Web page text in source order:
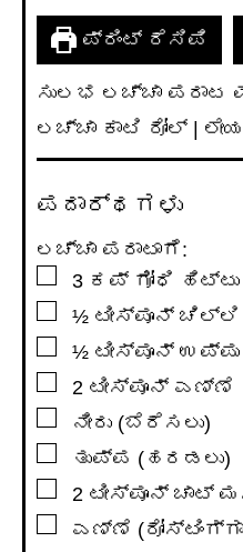
ಪ್ರಿಂಟ್ ರೆಸಿಪಿ
ಸುಲಭ ಲಚ್ಚಾ ಪರಾಟ
ಲಚ್ಚಾ ಕಾಟಿ ರೋಲ್ |
ಪದಾರ್ಥಗಳು
ಲಚ್ಚಾ ಪರಾಟಾಗೆ:
▢3 ಕಪ್ ಗೋಧಿ ಹಿಟ್ಟು
▢½ ಟೀಸ್ಪೂನ್ ಚಿಲ್ಲಿ
▢½ ಟೀಸ್ಪೂನ್ ಉಪ್ಪು
▢2 ಟೀಸ್ಪೂನ್ ಎಣ್ಣೆ
ನೀರು (ಬೆರೆಸಲು)
ತುಪ್ಪ (ಹರಡಲು)
▢2 ಟೀಸ್ಪೂನ್ ಚಾಟ್
▢ಎಣ್ಣೆ